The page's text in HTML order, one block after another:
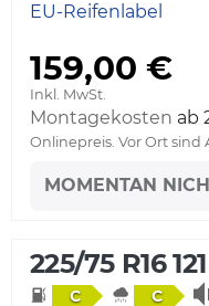
EU-Reifenlabel
159,00 €
Inkl. MwSt.
Montagekosten ab
Onlinepreis. Vor Ort
MOMENTAN
225/75 R16
C C